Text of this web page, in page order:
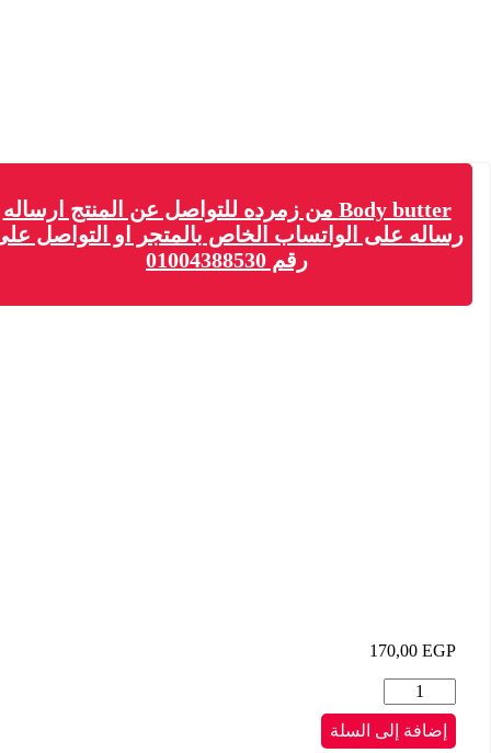
Body butter من زمرده للتواصل عن المنتج ارساله
على الواتساب الخاص بالمتجر او التواصل على
170,00
إلى السلة